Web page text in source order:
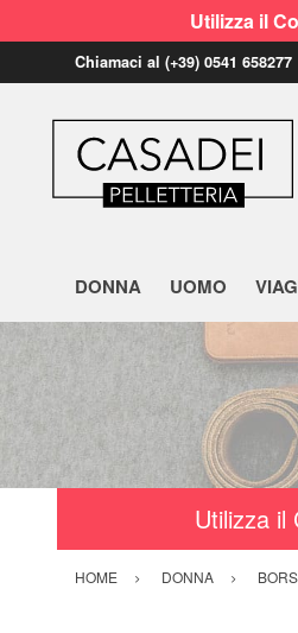
Utilizza il
Chiamaci al (+39) 0541 658277
DONNA UOMO
Utilizza il
HOME DONNA